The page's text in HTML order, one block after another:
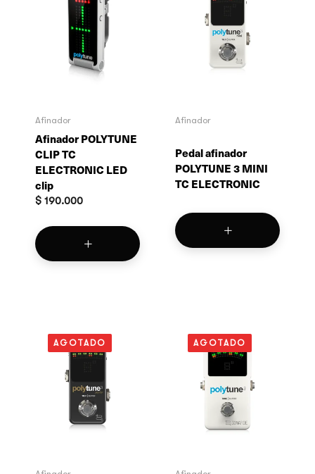
Afinador
Afinador POLYTUNE
CLIP TC
ELECTRONIC LED
clip
$ 190.000
Afinador
Pedal afinador
POLYTUNE 3 MINI
TC ELECTRONIC
AGOTADO AGOTADO